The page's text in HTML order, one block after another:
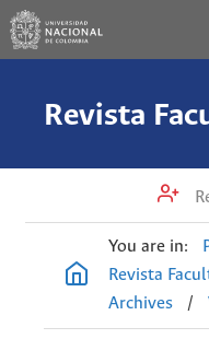
You are in:
Revista
Archives
/